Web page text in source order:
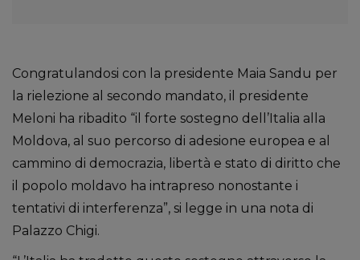
Congratulandosi con la presidente Maia Sandu per
la rielezione al secondo mandato, il presidente
Meloni ha ribadito “il forte sostegno dell’Italia alla
Moldova, al suo percorso di adesione europea e al
cammino di democrazia, libertà e stato di diritto che
il popolo moldavo ha intrapreso nonostante i
tentativi di interferenza”, si legge in una nota di
Palazzo Chigi.